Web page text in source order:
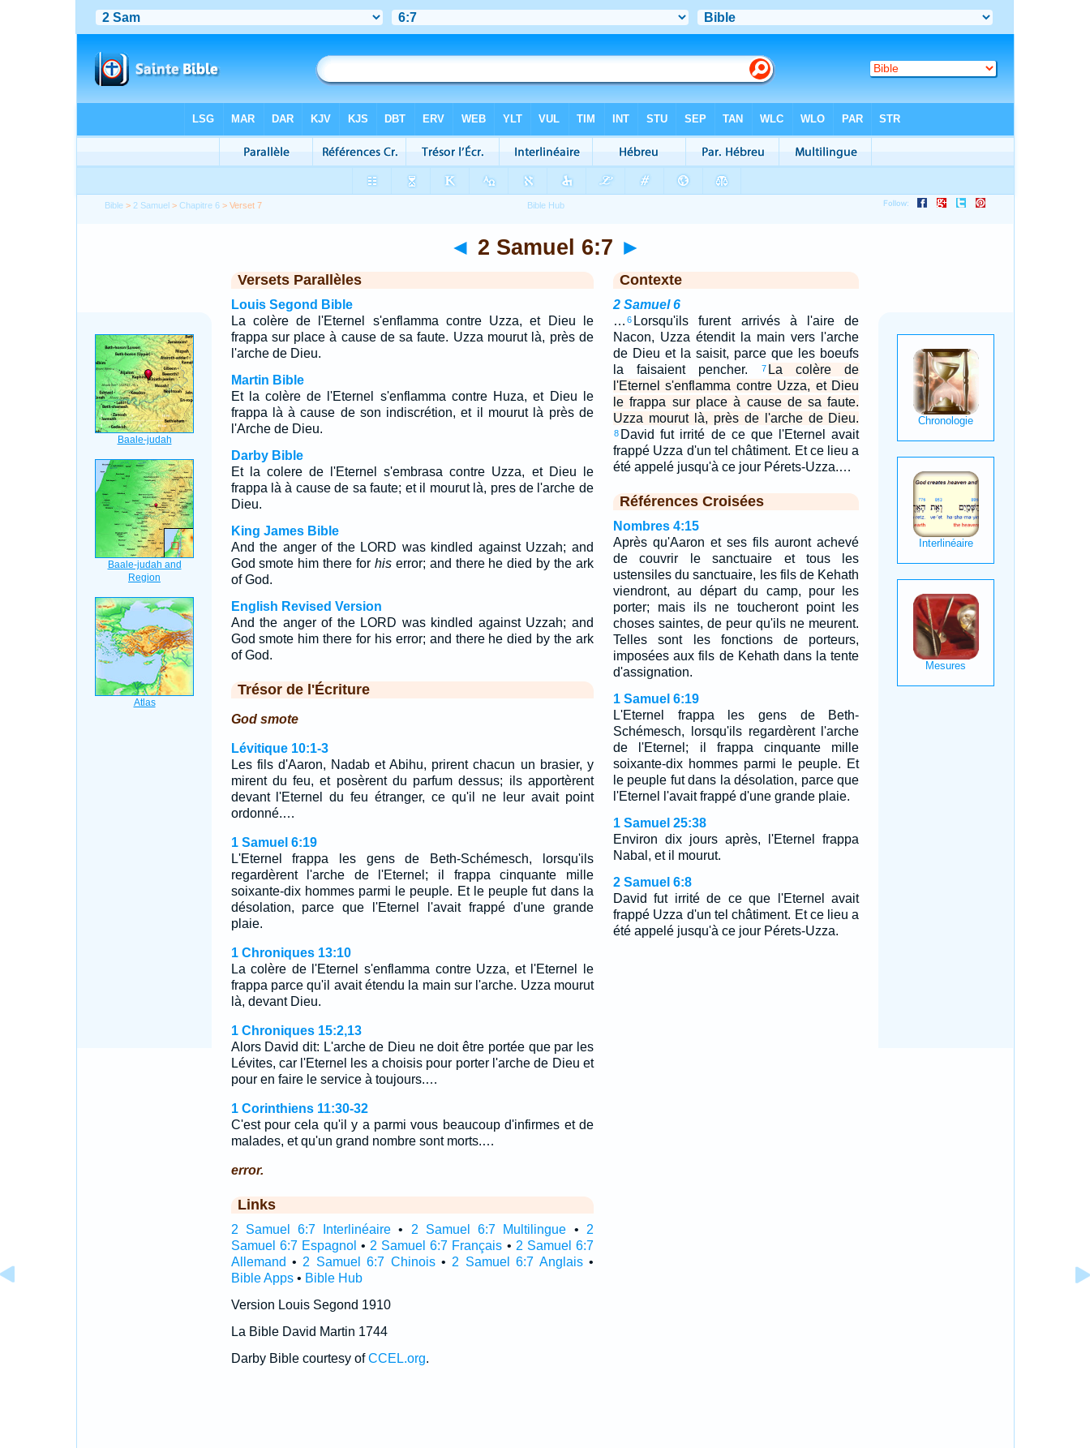
Bible > 2 Samuel >Chapitre 6 > Verset 7
◄ 2 Samuel 6:7 ►
Versets Parallèles
Louis Segond Bible
La colère de l'Eternel s'enflamma contre Uzza, et Dieu le
frappa sur place à cause de sa faute. Uzza mourut là, près de
l'arche de Dieu.
Martin Bible
Et la colère de l'Eternel s'enflamma contre Huza, et Dieu le
frappa là à cause de son indiscrétion, et il mourut là près de
l'Arche de Dieu.
Darby Bible
Et la colere de l'Eternel s'embrasa contre Uzza, et Dieu le
frappa là à cause de sa faute; et il mourut là, pres de l'arche de
Dieu.
King James Bible
And the anger of the LORD was kindled against Uzzah; and
God smote him there for hiserror; and there he died by the ark
of God.
English Revised Version
And the anger of the LORD was kindled against Uzzah; and
God smote him there for his error; and there he died by the ark
of God.
Trésor de l'Écriture
God smote
Lévitique 10:1-3
Les fils d'Aaron, Nadab et Abihu, prirent chacun un brasier, y
mirent du feu, et posèrent du parfum dessus; ils apportèrent
devant l'Eternel du feu étranger, ce qu'il ne leur avait point
ordonné.…
1 Samuel 6:19
L'Eternel frappa les gens de Beth-Schémesch, lorsqu'ils
regardèrent l'arche de l'Eternel; il frappa cinquante mille
soixante-dix hommes parmi le peuple. Et le peuple fut dans la
désolation, parce que l'Eternel l'avait frappé d'une grande
plaie.
1 Chroniques 13:10
La colère de l'Eternel s'enflamma contre Uzza, et l'Eternel le
frappa parce qu'il avait étendu la main sur l'arche. Uzza mourut
là, devant Dieu.
1 Chroniques 15:2,13
Alors David dit: L'arche de Dieu ne doit être portée que par les
Lévites, car l'Eternel les a choisis pour porter l'arche de Dieu et
pour en faire le service à toujours.…
1 Corinthiens 11:30-32
C'est pour cela qu'il y a parmi vous beaucoup d'infirmes et de
malades, et qu'un grand nombre sont morts.…
error.
Links
2 Samuel 6:7 Interlinéaire • 2 Samuel 6:7 Multilingue • 2
Samuel 6:7 Espagnol • 2 Samuel 6:7 Français • 2 Samuel 6:7
Allemand • 2 Samuel 6:7 Chinois• 2 Samuel 6:7 Anglais•
Bible Apps• Bible Hub
Version Louis Segond 1910
La Bible David Martin 1744
Darby Bible courtesy ofCCEL.org.
Contexte
2 Samuel 6
… 6 Lorsqu'ils furent arrivés à l'aire de
Nacon, Uzza étendit la main vers l'arche
de Dieu et la saisit, parce que les boeufs
la faisaient pencher.
7 La colère de
l'Eternel s'enflamma contre Uzza, et Dieu
le frappa sur place à cause de sa faute.
Uzza mourut là, près de l'arche de Dieu.
8 David fut irrité de ce que l'Eternel avait
frappé Uzza d'un tel châtiment. Et ce lieu a
été appelé jusqu'à ce jour Pérets-Uzza.…
Références Croisées
Nombres 4:15
Après qu'Aaron et ses fils auront achevé
de couvrir le sanctuaire et tous les
ustensiles du sanctuaire, les fils de Kehath
viendront, au départ du camp, pour les
porter; mais ils ne toucheront point les
choses saintes, de peur qu'ils ne meurent.
Telles sont les fonctions de porteurs,
imposées aux fils de Kehath dans la tente
d'assignation.
1 Samuel 6:19
L'Eternel frappa les gens de Beth-
Schémesch, lorsqu'ils regardèrent l'arche
de l'Eternel; il frappa cinquante mille
soixante-dix hommes parmi le peuple. Et
le peuple fut dans la désolation, parce que
l'Eternel l'avait frappé d'une grande plaie.
1 Samuel 25:38
Environ dix jours après, l'Eternel frappa
Nabal, et il mourut.
2 Samuel 6:8
David fut irrité de ce que l'Eternel avait
frappé Uzza d'un tel châtiment. Et ce lieu a
été appelé jusqu'à ce jour Pérets-Uzza.